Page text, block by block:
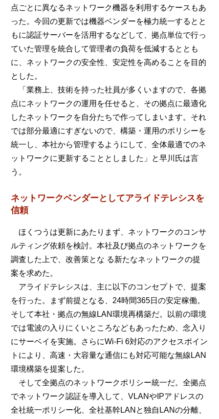
点ごとに異なるネットワーク機器を利用するケースもあ
った。今回の更新では機器ベンダーを極力統一するとと
もに認証サーバーを活用するなどして、拠点単位で行っ
ていた管理を統合して管理者の負荷を低減するととも
に、ネットワークの安全性、安定性を高めることを目的
とした。
「業務上、技術を持った社員が多くいますので、各拠
点にネットワークの運用を任せると、その拠点に最適化
したネットワークを自分たちで作ってしまいます。それ
では部分最適にすぎないので、構築・運用のポリシーを
統一し、本社から管理するようにして、全体最適でのネ
ットワークに更新することとしました」と早川氏は言
う。
ネットワークベンダーとしてアライドテレシスを
信頼
ほくつうは更新にあたりまず、ネットワークのコンサ
ルティング依頼を検討。本社及び拠点のネットワークを
調査した上で、改善策とな る新たなネットワークの提
案を求めた。
アライドテレシスは、主に以下のコンセプトで、提案
を行った。まず前提となる、24時間365日の安定稼働。
そして本社・拠点の無線LAN環境再構築だ。以前の環境
では電波の入りにくいところなどもあったため、念入り
にサーベイを実施。さらにWi-Fi 6対応のアクセスポイン
トにより、高速・大容量な通信にも対応可能な無線LAN
環境構築を提案した。
そして全拠点のネットワークポリシー統一だ。全拠点
でネットワーク認証を導入して、VLANやIPアドレスの
全社統一ポリシー化、全社基幹LANと独自LANの分離、